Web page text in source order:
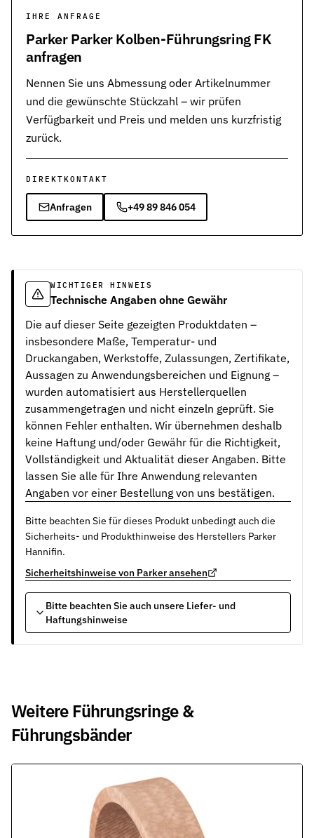
IHRE ANFRAGE
Parker Parker Kolben-Führungsring FK
anfragen
Nennen Sie uns Abmessung oder Artikelnummer
und die gewünschte Stückzahl – wir prüfen
Verfügbarkeit und Preis und melden uns kurzfristig
zurück.
DIREKTKONTAKT
Anfragen +49 89 846 054
WICHTIGER HINWEIS
Technische Angaben ohne Gewähr
Die auf dieser Seite gezeigten Produktdaten –
insbesondere Maße, Temperatur- und
Druckangaben, Werkstoffe, Zulassungen, Zertifikate,
Aussagen zu Anwendungsbereichen und Eignung –
wurden automatisiert aus Herstellerquellen
zusammengetragen und nicht einzeln geprüft. Sie
können Fehler enthalten. Wir übernehmen deshalb
keine Haftung und/oder Gewähr für die Richtigkeit,
Vollständigkeit und Aktualität dieser Angaben. Bitte
lassen Sie alle für Ihre Anwendung relevanten
Angaben vor einer Bestellung von uns bestätigen.
Bitte beachten Sie für dieses Produkt unbedingt auch die
Sicherheits- und Produkthinweise des Herstellers Parker
Hannifin.
Sicherheitshinweise von Parker ansehen
Bitte beachten Sie auch unsere Liefer- und
Haftungshinweise
Weitere Führungsringe &
Führungsbänder